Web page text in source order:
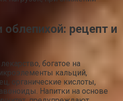
рецепт и
богатое на
кальций,
органические кислоты,
Напитки на основе